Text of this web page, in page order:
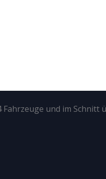
und im Schnitt